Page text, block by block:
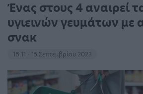
Ένας στους 4 αναιρεί
υγιεινών γευμάτων με
σνακ
18:11 - 15 Σεπτεμβρίου 2023